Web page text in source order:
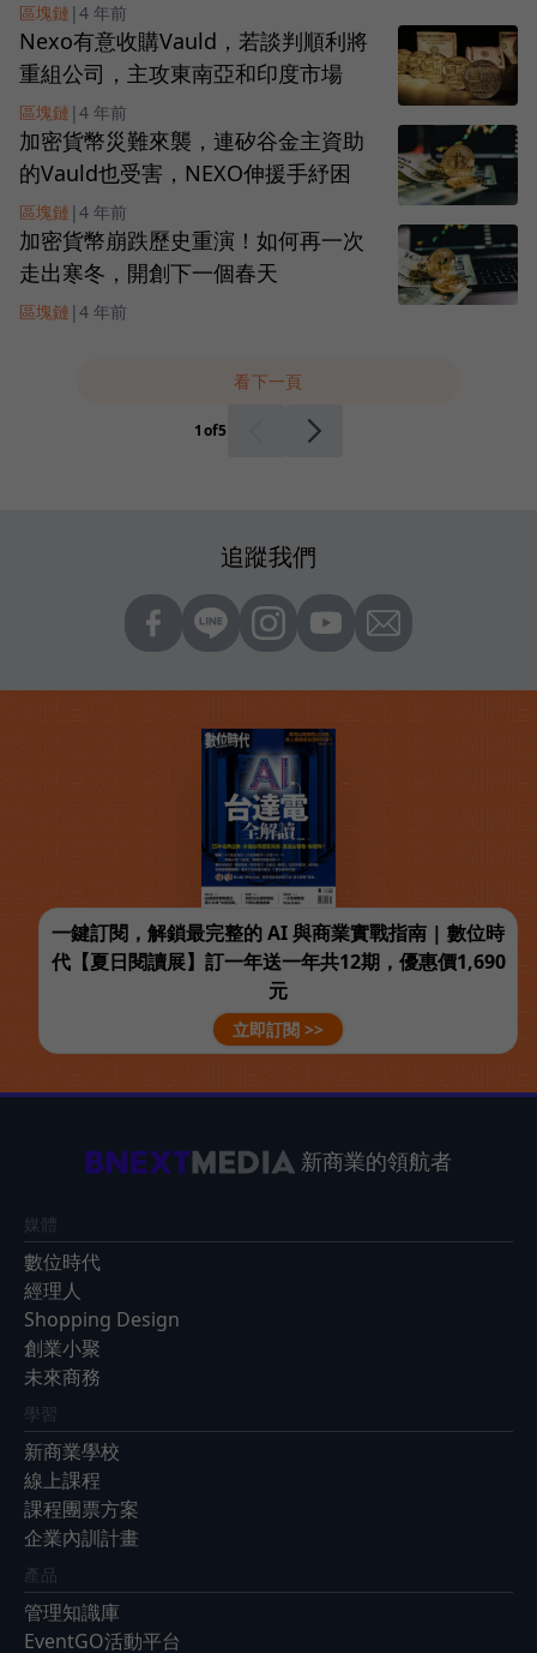
區塊鏈 | 4 年前
Nexo有意收購Vauld，若談判順利將
重組公司，主攻東南亞和印度市場
區塊鏈 | 4 年前
加密貨幣災難來襲，連矽谷金主資助
的Vauld也受害，NEXO伸援手紓困
區塊鏈 | 4 年前
加密貨幣崩跌歷史重演！如何再一次
走出寒冬，開創下一個春天
區塊鏈 | 4 年前
看下一頁
1of5
追蹤我們
一鍵訂閱，解鎖最完整的 AI 與商業實戰指南 | 數位時
代【夏日閱讀展】訂一年送一年共12期，優惠價1,690
元
立即訂閱 >>
新商業的領航者
媒體
數位時代
經理人
Shopping Design
創業小聚
未來商務
學習
新商業學校
線上課程
課程團票方案
企業內訓計畫
產品
管理知識庫
EventGO活動平台